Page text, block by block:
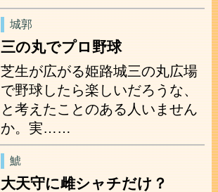
城郭
三の丸でプロ野球
芝生が広がる姫路城三の丸広場
で野球したら楽しいだろうな、
と考えたことのある人いません
か。実……
鯱
大天守に雌シャチだけ？